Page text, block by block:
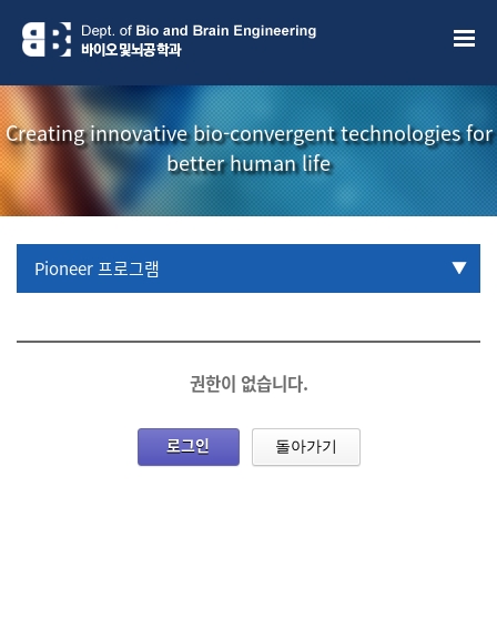
Creating innovative bio-convergent technologies for
better human life
Pioneer 프로그램
권한이 없습니다.
로그인 돌아가기